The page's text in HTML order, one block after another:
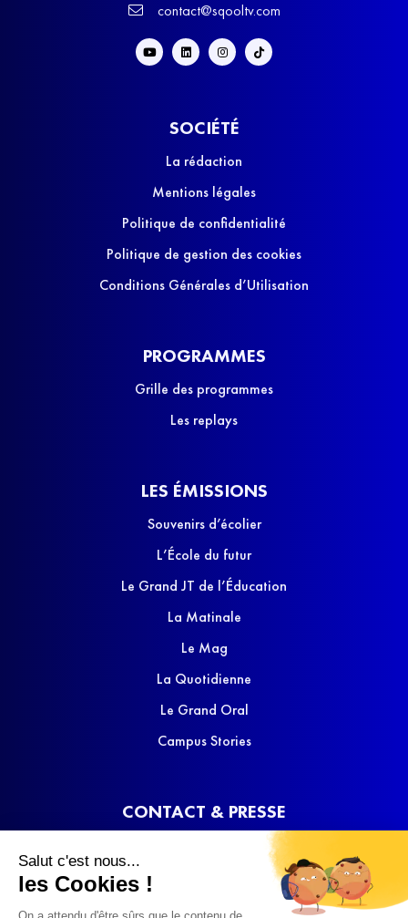
Salut c'est nous...
les Cookies !
On a attendu d'être sûrs que le contenu de
contact@sqooltv.com
SOCIÉTÉ
La rédaction
Mentions légales
Politique de confidentialité
Politique de gestion des cookies
Conditions Générales d’Utilisation
PROGRAMMES
Grille des programmes
Les replays
LES ÉMISSIONS
Souvenirs d’écolier
L’École du futur
Le Grand JT de l’Éducation
La Matinale
Le Mag
La Quotidienne
Le Grand Oral
Campus Stories
CONTACT & PRESSE